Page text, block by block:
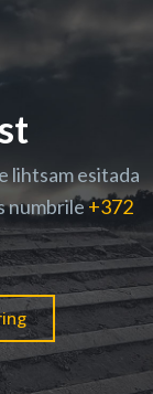
lihtsam esitada
numbrile+372